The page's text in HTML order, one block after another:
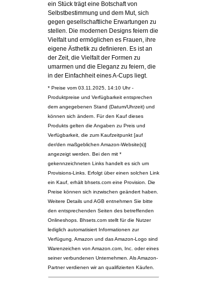
ein Stück trägt eine Botschaft von
Selbstbestimmung und dem Mut, sich
gegen gesellschaftliche Erwartungen zu
stellen. Die modernen Designs feiern die
Vielfalt und ermöglichen es Frauen, ihre
eigene Ästhetik zu definieren. Es ist an
der Zeit, die Vielfalt der Formen zu
umarmen und die Eleganz zu feiern, die
in der Einfachheit eines A-Cups liegt.
* Preise vom 03.11.2025, 14:10 Uhr -
Produktpreise und Verfügbarkeit entsprechen
dem angegebenen Stand (Datum/Uhrzeit) und
können sich ändern. Für den Kauf dieses
Produkts gelten die Angaben zu Preis und
Verfügbarkeit, die zum Kaufzeitpunkt [auf
der/den maßgeblichen Amazon-Website(s)]
angezeigt werden. Bei den mit *
gekennzeichneten Links handelt es sich um
Provisions-Links. Erfolgt über einen solchen Link
ein Kauf, erhält bhsets.com eine Provision. Die
Preise können sich inzwischen geändert haben.
Weitere Details und AGB entnehmen Sie bitte
den entsprechenden Seiten des betreffenden
Onlineshops. Bhsets.com stellt für die Nutzer
lediglich automatisiert Informationen zur
Verfügung. Amazon und das Amazon-Logo sind
Warenzeichen von Amazon.com, Inc. oder eines
seiner verbundenen Unternehmen. Als Amazon-
Partner verdienen wir an qualifizierten Käufen.